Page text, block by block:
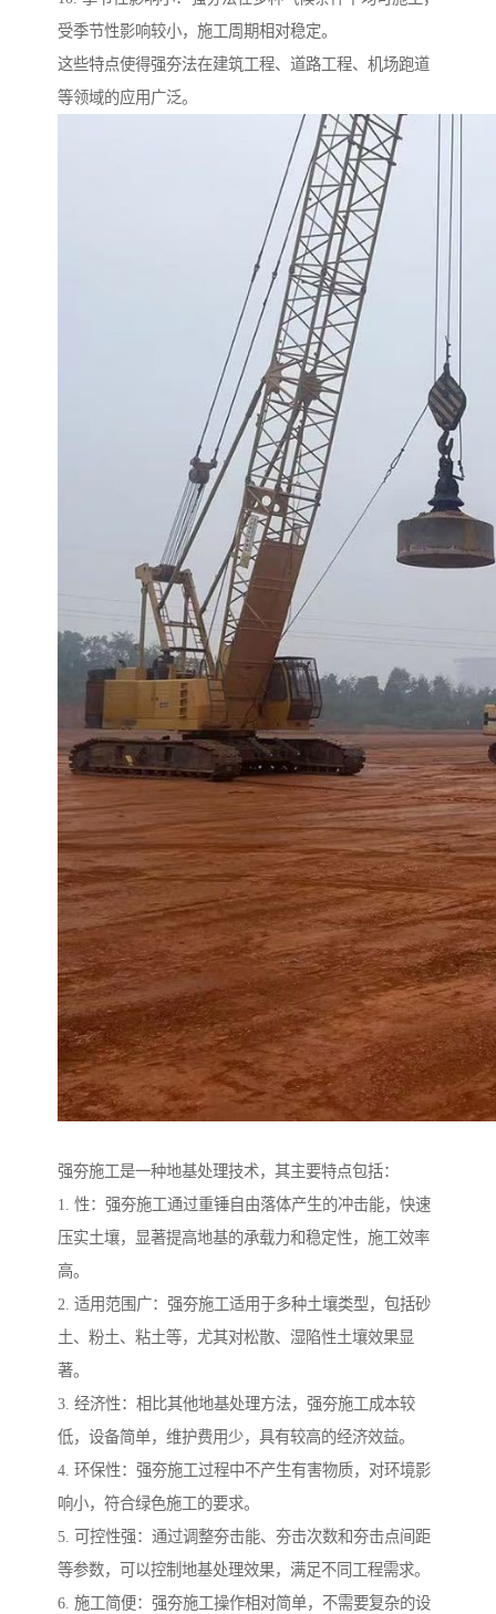
受季节性影响较小，施工周期相对稳定。
这些特点使得强夯法在建筑工程、道路工程、机场跑道
等领域的应用广泛。
强夯施工是一种地基处理技术，其主要特点包括：
1. 性：强夯施工通过重锤自由落体产生的冲击能，快速
压实土壤，显著提高地基的承载力和稳定性，施工效率
高。
2. 适用范围广：强夯施工适用于多种土壤类型，包括砂
土、粉土、粘土等，尤其对松散、湿陷性土壤效果显
著。
3. 经济性：相比其他地基处理方法，强夯施工成本较
低，设备简单，维护费用少，具有较高的经济效益。
4. 环保性：强夯施工过程中不产生有害物质，对环境影
响小，符合绿色施工的要求。
5. 可控性强：通过调整夯击能、夯击次数和夯击点间距
等参数，可以控制地基处理效果，满足不同工程需求。
6. 施工简便：强夯施工操作相对简单，不需要复杂的设